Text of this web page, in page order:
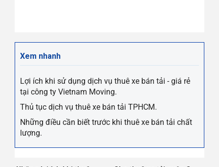
Xem nhanh
Lợi ích khi sử dụng dịch vụ thuê xe bán tải - giá rẻ
tại công ty Vietnam Moving.
Thủ tục dịch vụ thuê xe bán tải TPHCM.
Những điều cần biết trước khi thuê xe bán tải chất
lượng.